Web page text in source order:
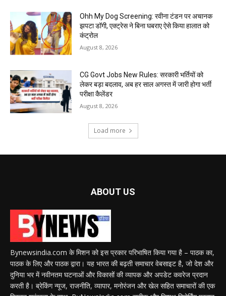
Ohh My Dog Screening: रवीना टंडन पर अचानक
झपटा डॉगी, एक्ट्रेस ने बिना घबराए ऐसे किया हालात को
कंट्रोल
August 8, 2026
CG Govt Jobs New Rules: सरकारी भर्तियों को
लेकर बड़ा बदलाव, अब हर साल अगस्त में जारी होगा भर्ती
परीक्षा कैलेंडर
August 8, 2026
Load more
ABOUT US
Bynewsindia.com के मिशन को इस प्रकार परिभाषित किया गया है – पाठक का,
पाठक के लिए और पाठक द्वारा। यह भारत की बढ़ती समाचार वेबसाइट है, जो देश और
दुनिया भर में नवीनतम घटनाओं और विकासों की व्यापक और अपडेट कवरेज प्रदान
करती है। ब्रेकिंग न्यूज, राजनीति, व्यापार, मनोरंजन और खेल सहित समाचारों की एक